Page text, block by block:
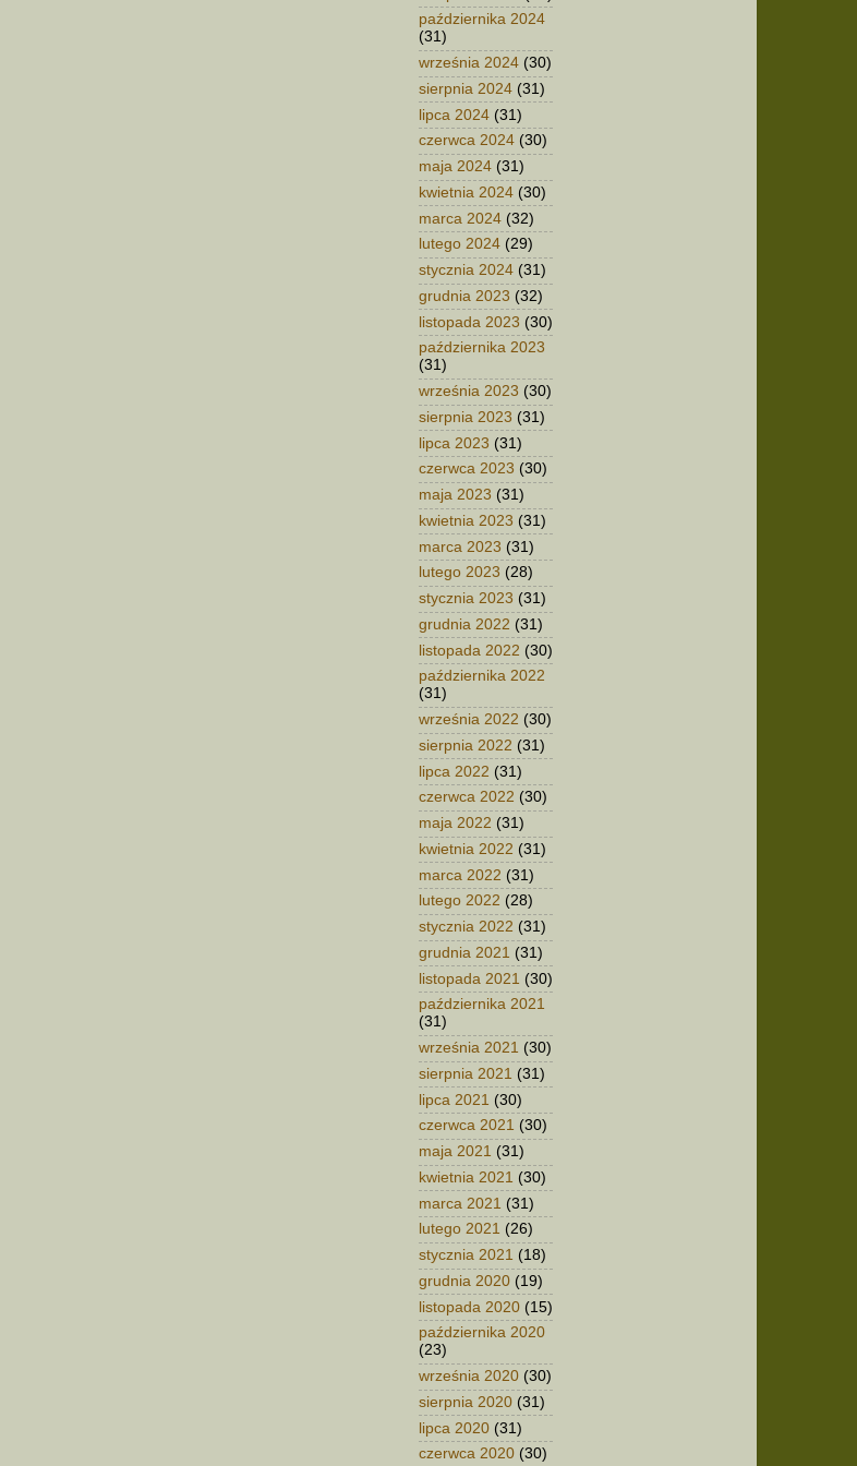
października 2024
(31)
września 2024 (30)
sierpnia 2024 (31)
lipca 2024 (31)
czerwca 2024 (30)
maja 2024 (31)
kwietnia 2024 (30)
marca 2024 (32)
lutego 2024 (29)
stycznia 2024 (31)
grudnia 2023 (32)
listopada 2023 (30)
października 2023
(31)
września 2023 (30)
sierpnia 2023 (31)
lipca 2023 (31)
czerwca 2023 (30)
maja 2023 (31)
kwietnia 2023 (31)
marca 2023 (31)
lutego 2023 (28)
stycznia 2023 (31)
grudnia 2022 (31)
listopada 2022 (30)
października 2022
(31)
września 2022 (30)
sierpnia 2022 (31)
lipca 2022 (31)
czerwca 2022 (30)
maja 2022 (31)
kwietnia 2022 (31)
marca 2022 (31)
lutego 2022 (28)
stycznia 2022 (31)
grudnia 2021 (31)
listopada 2021 (30)
października 2021
(31)
września 2021 (30)
sierpnia 2021 (31)
lipca 2021 (30)
czerwca 2021 (30)
maja 2021 (31)
kwietnia 2021 (30)
marca 2021 (31)
lutego 2021 (26)
stycznia 2021 (18)
grudnia 2020 (19)
listopada 2020 (15)
października 2020
(23)
września 2020 (30)
sierpnia 2020 (31)
lipca 2020 (31)
czerwca 2020 (30)